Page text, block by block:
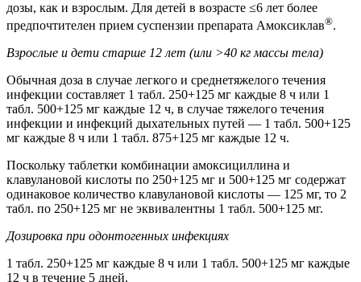
дозы, как и взрослым. Для детей в возрасте ≤6 лет более
предпочтителен прием суспензии препарата Амоксиклав®.
Взрослые и дети старше 12 лет (или >40 кг массы тела)
Обычная доза в случае легкого и среднетяжелого течения
инфекции составляет 1 табл. 250+125 мг каждые 8 ч или 1
табл. 500+125 мг каждые 12 ч, в случае тяжелого течения
инфекции и инфекций дыхательных путей — 1 табл. 500+125
мг каждые 8 ч или 1 табл. 875+125 мг каждые 12 ч.
Поскольку таблетки комбинации амоксициллина и
клавулановой кислоты по 250+125 мг и 500+125 мг содержат
одинаковое количество клавулановой кислоты — 125 мг, то 2
табл. по 250+125 мг не эквивалентны 1 табл. 500+125 мг.
Дозировка при одонтогенных инфекциях
1 табл. 250+125 мг каждые 8 ч или 1 табл. 500+125 мг каждые
12 ч в течение 5 дней.